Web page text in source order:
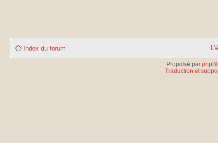
Index du forum
Propulsé par
Traduction et